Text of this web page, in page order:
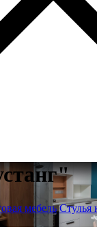
мебель Стулья